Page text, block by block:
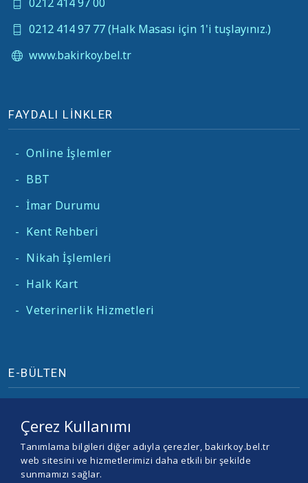
0212 414 97 77 (Halk Masası için 1'i tuşlayınız.)
www.bakirkoy.bel.tr
FAYDALI LİNKLER
- Online İşlemler
- BBT
- İmar Durumu
- Kent Rehberi
- Nikah İşlemleri
- Halk Kart
- Veterinerlik Hizmetleri
E-BÜLTEN
Çerez Kullanımı
Tanımlama bilgileri diğer adıyla çerezler, bakirkoy.bel.tr
web sitesini ve hizmetlerimizi daha etkili bir şekilde
sunmamızı sağlar.